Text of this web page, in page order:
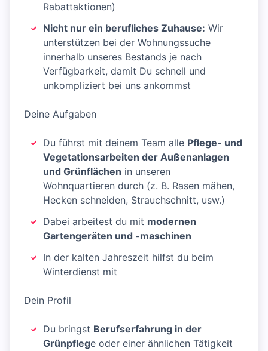
Rabattaktionen)
Nicht nur ein berufliches Zuhause: Wir
unterstützen bei der Wohnungssuche
innerhalb unseres Bestands je nach
Verfügbarkeit, damit Du schnell und
unkompliziert bei uns ankommst
Deine Aufgaben
Du führst mit deinem Team alle Pflege- und
Vegetationsarbeiten der Außenanlagen
und Grünflächen in unseren
Wohnquartieren durch (z. B. Rasen mähen,
Hecken schneiden, Strauchschnitt, usw.)
Dabei arbeitest du mit modernen
Gartengeräten und -maschinen
In der kalten Jahreszeit hilfst du beim
Winterdienst mit
Dein Profil
Du bringst Berufserfahrung in der
Grünpflege oder einer ähnlichen Tätigkeit